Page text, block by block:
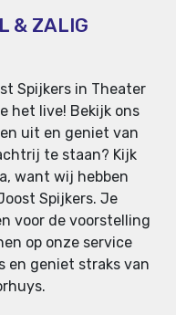
& ZALIG
Spijkers in Theater
het live! Bekijk ons
uit en geniet van
te staan? Kijk
want wij hebben
Spijkers. Je
voor de voorstelling
op onze service
en geniet straks van